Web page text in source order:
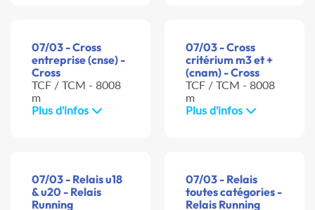
07/03 - Cross
entreprise (cnse) -
Cross
TCF / TCM - 8008
m
Plus d'infos
07/03 - Cross
critérium m3 et +
(cnam) - Cross
TCF / TCM - 8008
m
Plus d'infos
07/03 - Relais u18
& u20 - Relais
Running
07/03 - Relais
toutes catégories -
Relais Running